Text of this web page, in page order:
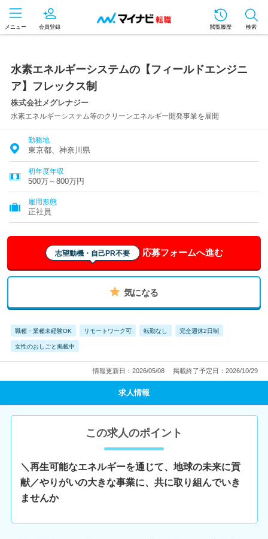
メニュー 会員登録 閲覧履歴 検索
水素エネルギーシステムの【フィールドエンジニ
ア】フレックス制
株式会社メグレナジー
水素エネルギーシステム等のクリーンエネルギー開発事業を展開
勤務地
東京都、神奈川県
初年度年収
500万～800万円
雇用形態
正社員
志望動機・自己PR不要 応募フォームへ進む
気になる
職種・業種未経験OK リモートワーク可 転勤なし 完全週休2日制
女性のおしごと掲載中
情報更新日：2026/05/08 掲載終了予定日：2026/10/29
求人情報
この求人のポイント
＼再生可能なエネルギーを通じて、地球の未来に貢
献／やりがいの大きな事業に、共に取り組んでいき
ませんか